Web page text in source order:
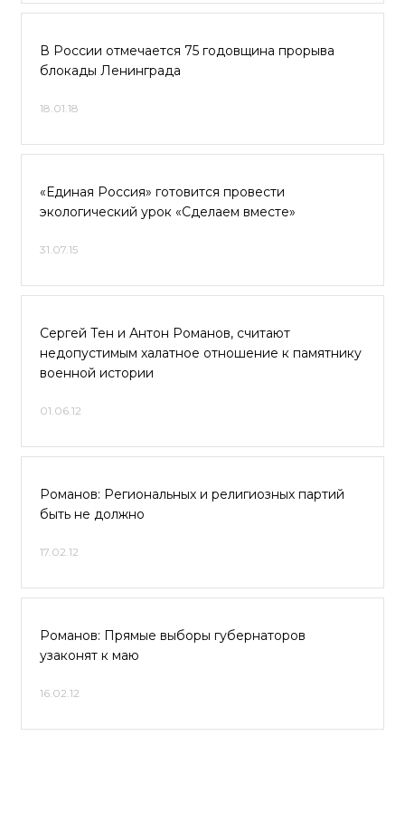
В России отмечается 75 годовщина прорыва
блокады Ленинграда
18.01.18
«Единая Россия» готовится провести
экологический урок «Сделаем вместе»
31.07.15
Сергей Тен и Антон Романов, считают
недопустимым халатное отношение к памятнику
военной истории
01.06.12
Романов: Региональных и религиозных партий
быть не должно
17.02.12
Романов: Прямые выборы губернаторов
узаконят к маю
16.02.12